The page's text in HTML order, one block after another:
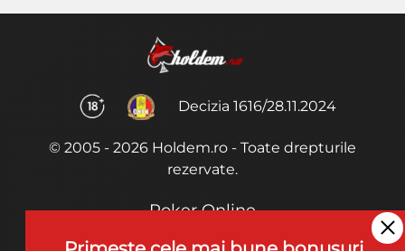
Decizia 1616/28.11.2024
© 2005 - 2026 Holdem.ro - Toate drepturile
rezervate.
Poker Online
Termeni si Conditii